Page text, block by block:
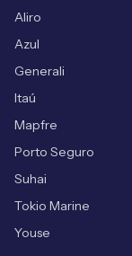
Aliro
Azul
Generali
Itaú
Mapfre
Porto Seguro
Suhai
Tokio Marine
Youse